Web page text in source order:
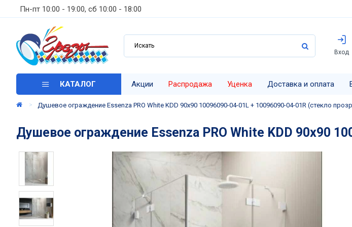
Пн-пт 10:00 - 19:00, сб 10:00 - 18:00
Вход
КАТАЛОГ Акции Распродажа Уценка Доставка и оплата
Душевое ограждение Essenza PRO White KDD 90х90 10096090-04-01L + 10096090-04-01R (стекло
Душевое ограждение Essenza PRO White KDD 90х90